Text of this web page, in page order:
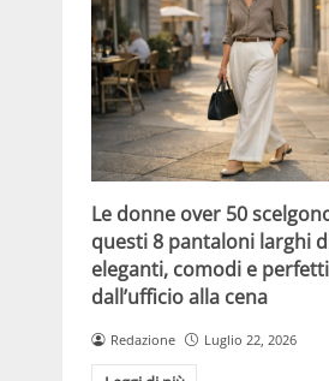
Le donne over 50
questi 8 pantaloni larghi
eleganti, comodi e perfetti
dall’ufficio alla cena
Redazione Luglio 22, 2026